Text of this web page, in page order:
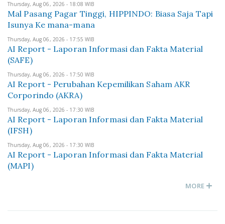
Thursday, Aug 06, 2026 - 18:08 WIB
Mal Pasang Pagar Tinggi, HIPPINDO: Biasa Saja Tapi
Isunya Ke mana-mana
Thursday, Aug 06, 2026 - 17:55 WIB
AI Report - Laporan Informasi dan Fakta Material
(SAFE)
Thursday, Aug 06, 2026 - 17:50 WIB
AI Report - Perubahan Kepemilikan Saham AKR
Corporindo (AKRA)
Thursday, Aug 06, 2026 - 17:30 WIB
AI Report - Laporan Informasi dan Fakta Material
(IFSH)
Thursday, Aug 06, 2026 - 17:30 WIB
AI Report - Laporan Informasi dan Fakta Material
(MAPI)
MORE